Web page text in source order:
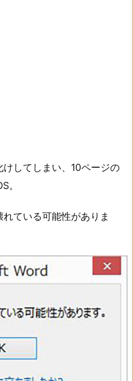
してしまい、10ページの
。
ている可能性がありま